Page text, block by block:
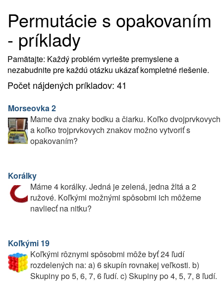
Permutácie s opakovaním
- príklady
Pamätajte: Každý problém vyriešte premyslene a
nezabudnite pre každú otázku ukázať kompletné riešenie.
Počet nájdených príkladov: 41
Morseovka 2
Mame dva znaky bodku a čiarku. Koľko dvojprvkovych
a koľko trojprvkovych znakov možno vytvoriť s
opakovaním?
Korálky
Máme 4 korálky. Jedná je zelená, jedna žltá a 2
ružové. Koľkými možnými spôsobmi ich môžeme
navliecť na nitku?
Koľkými 19
Koľkými rôznymi spôsobmi môže byť 24 ľudí
rozdelených na: a) 6 skupín rovnakej veľkosti. b)
Skupiny po 5, 6, 7, 6 ľudí. c) Skupiny po 4, 5, 7, 8 ľudí.